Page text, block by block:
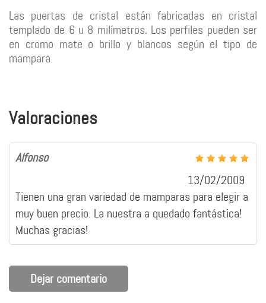
Las puertas de cristal están fabricadas en cristal
templado de 6 u 8 milímetros. Los perfiles pueden ser
en cromo mate o brillo y blancos según el tipo de
mampara.
Valoraciones
Alfonso
13/02/2009
Tienen una gran variedad de mamparas para elegir a
muy buen precio. La nuestra a quedado fantástica!
Muchas gracias!
Dejar comentario